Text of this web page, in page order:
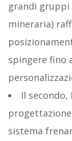
grandi gruppi
mineraria)
spingere fino
Il
sistema